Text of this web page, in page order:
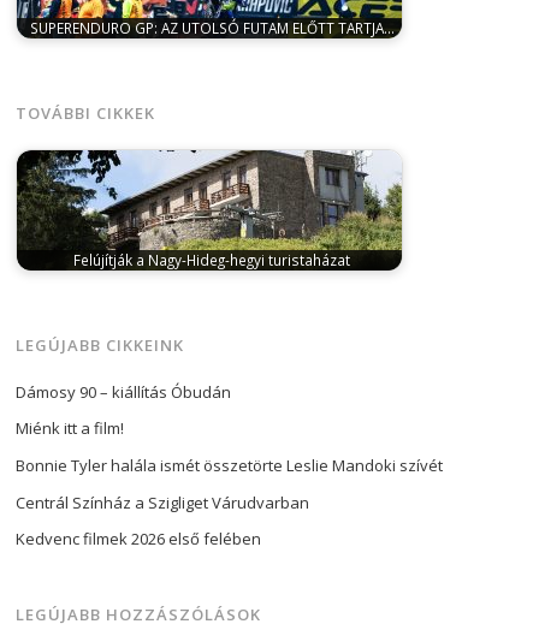
SUPERENDURO GP: AZ UTOLSÓ FUTAM ELŐTT TARTJA…
TOVÁBBI CIKKEK
Felújítják a Nagy-Hideg-hegyi turistaházat
LEGÚJABB CIKKEINK
Dámosy 90 – kiállítás Óbudán
Miénk itt a film!
Bonnie Tyler halála ismét összetörte Leslie Mandoki szívét
Centrál Színház a Szigliget Várudvarban
Kedvenc filmek 2026 első felében
LEGÚJABB HOZZÁSZÓLÁSOK